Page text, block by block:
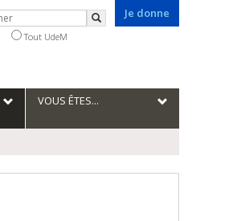
Je donne
Rechercher
Tout UdeM
VOUS ÊTES...